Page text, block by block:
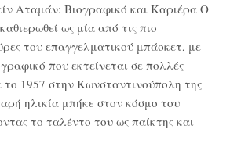
Αταμάν: Βιογραφικό και Καριέρα Ο
ως μία από τις πιο
του επαγγελματικού μπάσκετ, με
που εκτείνεται σε πολλές
το 1957 στην Κωνσταντινούπολη της
ηλικία μπήκε στον κόσμο του
το ταλέντο του ως παίκτης και